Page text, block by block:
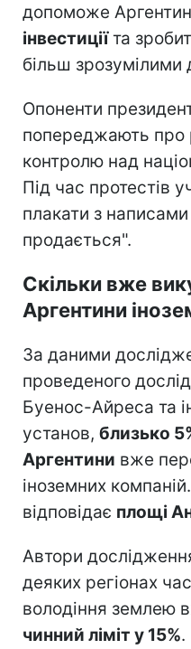
допоможе
інвестиціїта
більш зрозумілими
Опоненти
попереджають про
контролю над
Під час протестів
плакати з
продається".
Скільки вже
Аргентини
За даними
проведеного
Буенос-Айреса та
установ, близько
Аргентини вже
іноземних
відповідає площі
Автори
деяких регіонах
володіння землею
чинний ліміт у 15%.